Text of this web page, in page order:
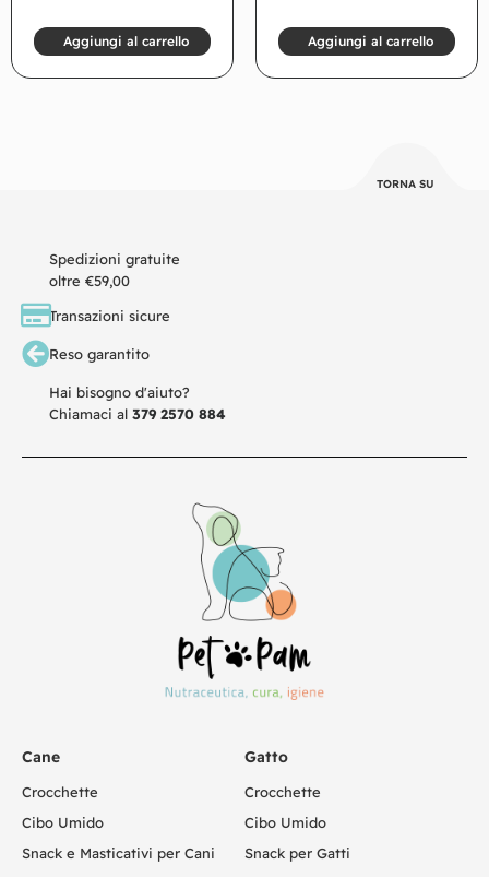
Aggiungi al carrello Aggiungi al carrello
TORNA SU
Spedizioni gratuite
oltre €59,00
Transazioni sicure
Reso garantito
Hai bisogno d'aiuto?
Chiamaci al 379 2570 884
Cane
Crocchette
Cibo Umido
Snack e Masticativi per Cani
Gatto
Crocchette
Cibo Umido
Snack per Gatti